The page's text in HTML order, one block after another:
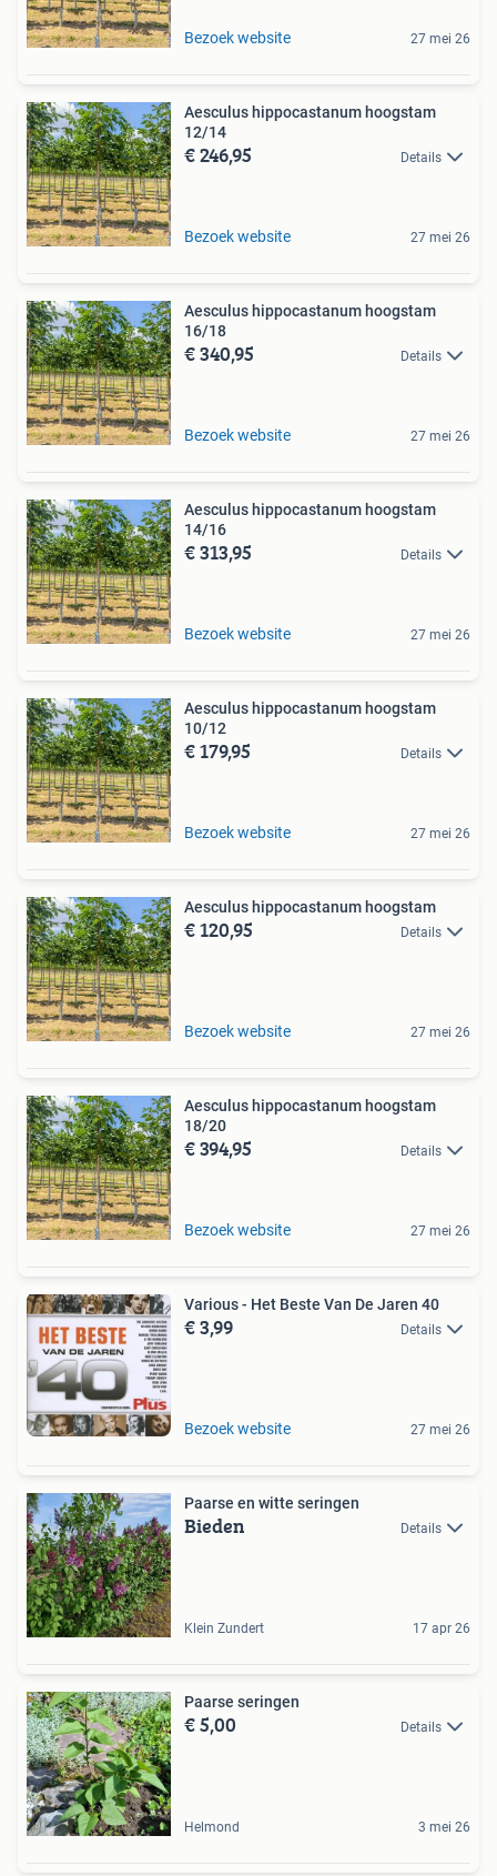
Bezoek website 27 mei 26
Aesculus hippocastanum hoogstam
12/14
€ 246,95 Details
Bezoek website 27 mei 26
Aesculus hippocastanum hoogstam
16/18
€ 340,95 Details
Bezoek website 27 mei 26
Aesculus hippocastanum hoogstam
14/16
€ 313,95 Details
Bezoek website 27 mei 26
Aesculus hippocastanum hoogstam
10/12
€ 179,95 Details
Bezoek website 27 mei 26
Aesculus hippocastanum hoogstam
€ 120,95 Details
Bezoek website 27 mei 26
Aesculus hippocastanum hoogstam
18/20
€ 394,95 Details
Bezoek website 27 mei 26
Various - Het Beste Van De Jaren 40
€ 3,99 Details
Bezoek website 27 mei 26
Paarse en witte seringen
Bieden Details
Klein Zundert 17 apr 26
Paarse seringen
€ 5,00 Details
Helmond 3 mei 26